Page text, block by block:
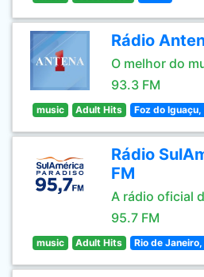
Rádio
O melhor do
93.3 FM
music Adult Hits Foz do
Rádio
FM
A rádio oficial
95.7 FM
music Adult Hits Rio de